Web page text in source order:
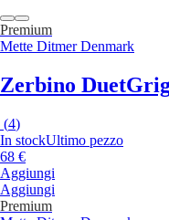
Premium
Mette Ditmer Denmark
Zerbino Duet
(4)
In stockUltimo pezzo
68 €
Aggiungi
Aggiungi
Premium